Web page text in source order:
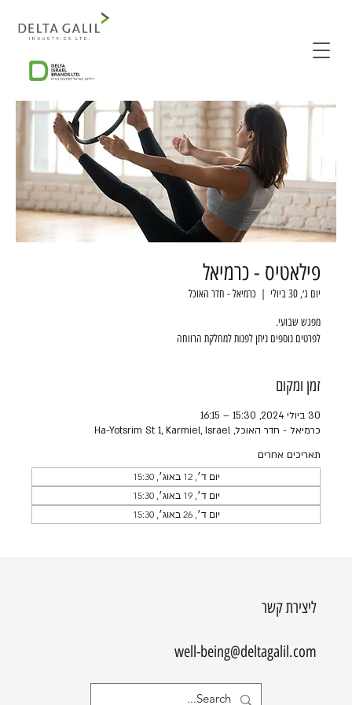
פילאטיס - כרמיאל
יום ג׳, 30 ביולי
  |
כרמיאל - חדר האוכל
לפרטים נוספים ניתן לפנות למחלקת הרווחה
זמן ומקום
30 ביולי 2024, 15:30 – 16:15
כרמיאל - חדר האוכל, Ha-Yotsrim St 1, Karmiel, Israel
תאריכים אחרים
יום ד׳, 12 באוג׳, 15:30
יום ד׳, 19 באוג׳, 15:30
יום ד׳, 26 באוג׳, 15:30
ליצירת קשר
well-being@deltagalil.com